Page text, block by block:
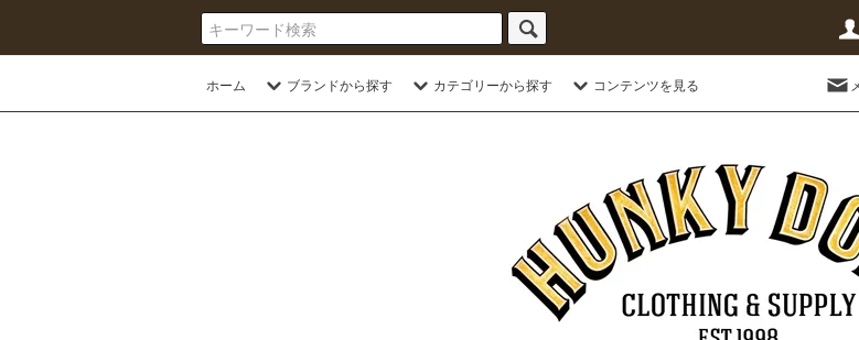
ホーム ブランドから探す カテゴリーから探す コンテンツを見る